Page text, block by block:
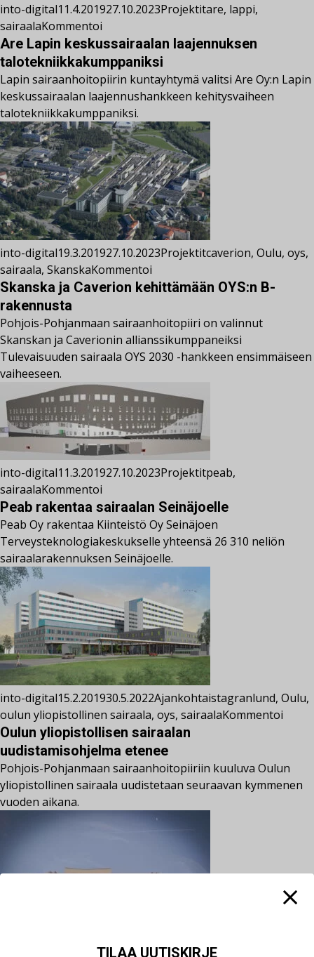
into-digital11.4.201927.10.2023Projektitare, lappi,
sairaalaKommentoi
Are Lapin keskussairaalan laajennuksen
talotekniikkakumppaniksi
Lapin sairaanhoitopiirin kuntayhtymä valitsi Are Oy:n Lapin
keskussairaalan laajennushankkeen kehitysvaiheen
talotekniikkakumppaniksi.
into-digital19.3.201927.10.2023Projektitcaverion, Oulu, oys,
sairaala, SkanskaKommentoi
Skanska ja Caverion kehittämään OYS:n B-
rakennusta
Pohjois-Pohjanmaan sairaanhoitopiiri on valinnut
Skanskan ja Caverionin allianssikumppaneiksi
Tulevaisuuden sairaala OYS 2030 -hankkeen ensimmäiseen
vaiheeseen.
into-digital11.3.201927.10.2023Projektitpeab,
sairaalaKommentoi
Peab rakentaa sairaalan Seinäjoelle
Peab Oy rakentaa Kiinteistö Oy Seinäjoen
Terveysteknologiakeskukselle yhteensä 26 310 neliön
sairaalarakennuksen Seinäjoelle.
into-digital15.2.201930.5.2022Ajankohtaistagranlund, Oulu,
oulun yliopistollinen sairaala, oys, sairaalaKommentoi
Oulun yliopistollisen sairaalan
uudistamisohjelma etenee
Pohjois-Pohjanmaan sairaanhoitopiiriin kuuluva Oulun
yliopistollinen sairaala uudistetaan seuraavan kymmenen
vuoden aikana.
TILAA UUTISKIRJE